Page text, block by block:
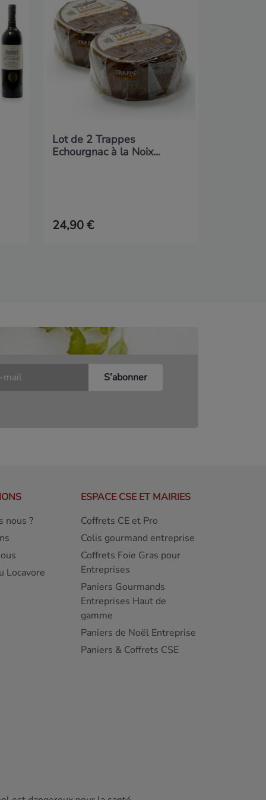
Lot de 2 Trappes
Echourgnac à la Noix...
24,90 €
nous ?
Locavore
ESPACE CSE ET MAIRIES
Coffrets CE et Pro
Colis gourmand entreprise
Coffrets Foie Gras pour
Entreprises
Paniers Gourmands
Entreprises Haut de
gamme
Paniers de Noël Entreprise
Paniers & Coffrets CSE